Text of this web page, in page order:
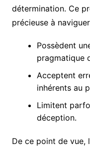
détermination. Ce
précieuse à
Possèdent
pragmatique
Acceptent
inhérents au
Limitent
déception.
De ce point de vue,